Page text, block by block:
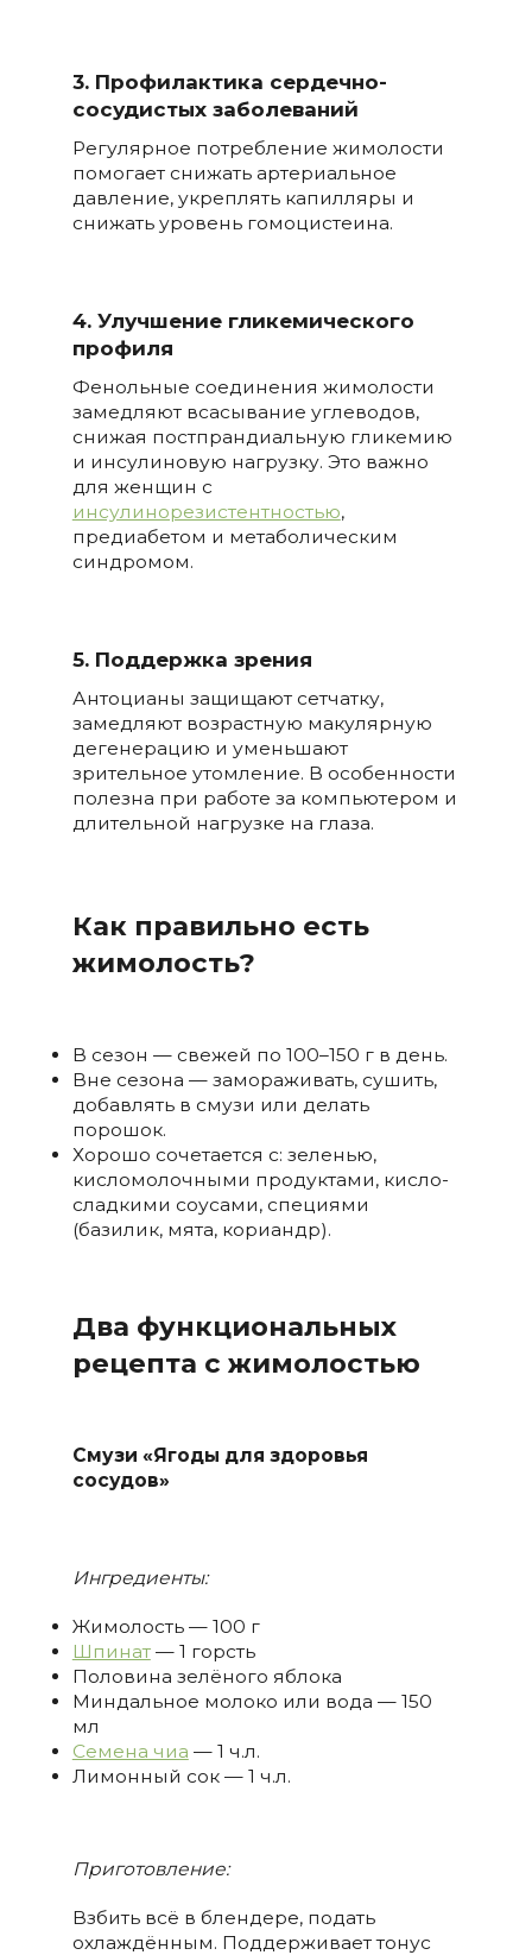
3. Профилактика сердечно-
сосудистых заболеваний
Регулярное потребление жимолости
помогает снижать артериальное
давление, укреплять капилляры и
снижать уровень гомоцистеина.
4. Улучшение гликемического
профиля
Фенольные соединения жимолости
замедляют всасывание углеводов,
снижая постпрандиальную гликемию
и инсулиновую нагрузку. Это важно
для женщин с
инсулинорезистентностью,
предиабетом и метаболическим
синдромом.
5. Поддержка зрения
Антоцианы защищают сетчатку,
замедляют возрастную макулярную
дегенерацию и уменьшают
зрительное утомление. В особенности
полезна при работе за компьютером и
длительной нагрузке на глаза.
Как правильно есть
жимолость?
В сезон — свежей по 100–150 г в день.
Вне сезона — замораживать, сушить,
добавлять в смузи или делать
порошок.
Хорошо сочетается с: зеленью,
кисломолочными продуктами, кисло-
сладкими соусами, специями
(базилик, мята, кориандр).
Два функциональных
рецепта с жимолостью
Смузи «Ягоды для здоровья
сосудов»
Ингредиенты:
Жимолость — 100 г
Шпинат— 1 горсть
Половина зелёного яблока
Миндальное молоко или вода — 150
мл
Семена чиа — 1 ч.л.
Лимонный сок — 1 ч.л.
Приготовление:
Взбить всё в блендере, подать
охлаждённым. Поддерживает тонус